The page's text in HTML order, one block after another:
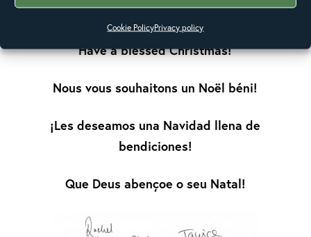
Cookie PolicyPrivacy policy
Have a blessed Christmas!
Nous vous souhaitons un Noël béni!
¡Les deseamos una Navidad llena de
bendiciones!
Que Deus abençoe o seu Natal!